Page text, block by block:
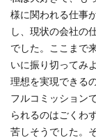
様に関われる仕事
し、現状の会社の
でした。ここまで
いに振り切ってみ
理想を実現できる
フルコミッション
られるのはごくわ
苦しそうでした。